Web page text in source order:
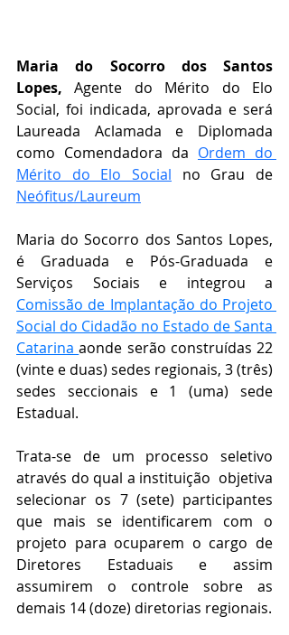
Maria do Socorro dos Santos
Lopes, Agente do Mérito do Elo
Social, foi indicada, aprovada e será
Laureada Aclamada e Diplomada
como Comendadora da Ordem do
Mérito do Elo Social
Neófitus/Laureum
Maria do Socorro dos Santos Lopes,
é Graduada e Pós-Graduada e
Comissão de Implantação do Projeto
Social do Cidadão no Estado de Santa
Catarina aonde serão construídas 22
(vinte e duas) sedes regionais, 3 (três)
sedes seccionais e 1 (uma) sede
Estadual.
Trata-se de um processo seletivo
através do qual a instituição  objetiva
selecionar os 7 (sete) participantes
que mais se identificarem com o
projeto para ocuparem o cargo de
Diretores Estaduais e assim
assumirem o controle sobre as
demais 14 (doze) diretorias regionais.